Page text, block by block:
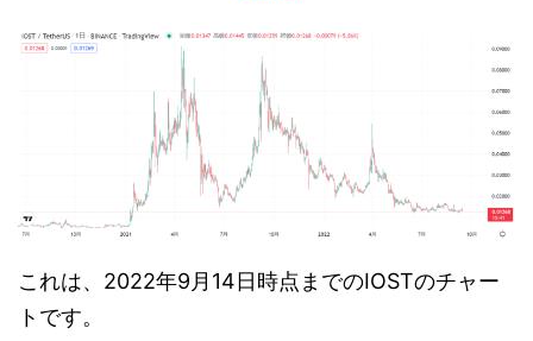
これは、2022年9月14日時点までのIOSTのチャー
トです。